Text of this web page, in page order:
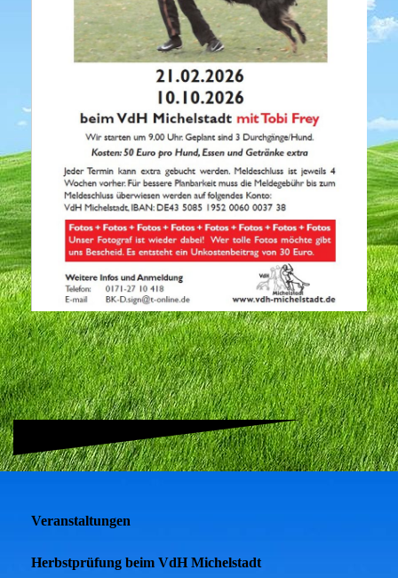
Veranstaltungen
Herbstprüfung beim VdH Michelstadt